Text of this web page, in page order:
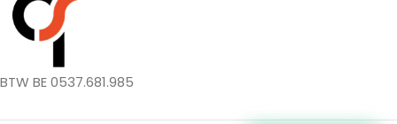
BTW BE 0537.681.985